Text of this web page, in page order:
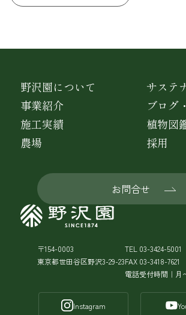
〒154-0003
東京都世田谷区野沢3-29-23
TEL 03-3424-5001
FAX 03-3418-7621
電話受付時間｜月
Instagram
野沢園について
事業紹介
施工実績
農場
サステ
ブログ
植物図
採用
お問合せ